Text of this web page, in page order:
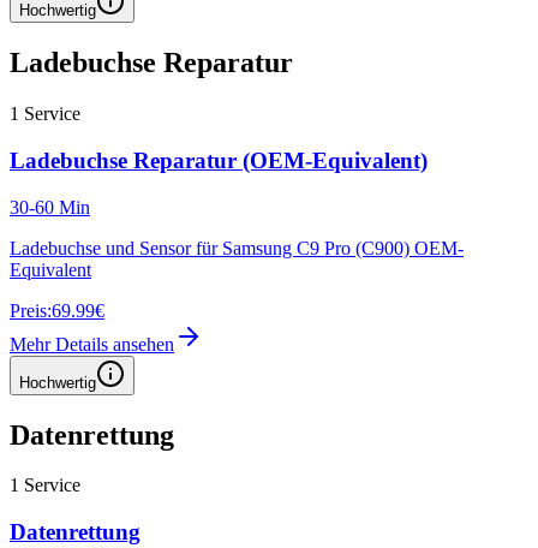
Hochwertig
Ladebuchse Reparatur
1 Service
Ladebuchse Reparatur (OEM-Equivalent)
30-60 Min
Ladebuchse und Sensor für Samsung C9 Pro (C900) OEM-
Equivalent
Preis:69.99€
Mehr Details ansehen
Hochwertig
Datenrettung
1 Service
Datenrettung